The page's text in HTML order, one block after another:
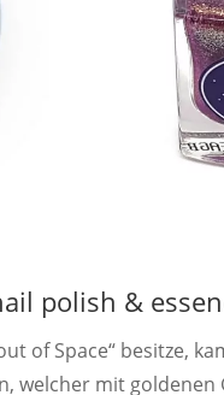
polish &
of Space“ besitze,
welcher mit